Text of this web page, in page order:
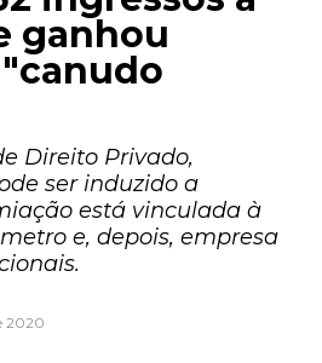
ganhou
Direito Privado,
ser induzido a
está vinculada à
e, depois, empresa
2020